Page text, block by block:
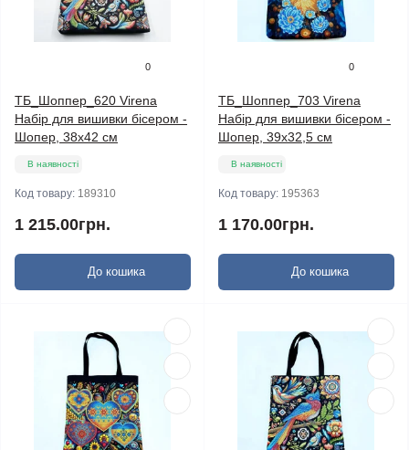
0
ТБ_Шоппер_620 Virena
Набір для вишивки бісером -
Шопер, 38х42 см
В наявності
Код товару: 189310
1 215.00грн.
До кошика
0
ТБ_Шоппер_703 Virena
Набір для вишивки бісером -
Шопер, 39x32,5 см
В наявності
Код товару: 195363
1 170.00грн.
До кошика